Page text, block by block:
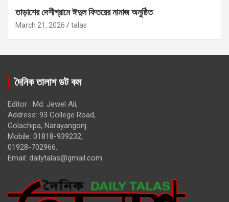
তাড়াশের দেশীগ্রামে ঈদুল ফিতরের নামাজ অনুষ্ঠিত
March 21, 2026 talas
দৈনিক তালাশ ডট কম
Editor : Md. Jewel Ali,
Address: 93 College Road,
Golachipa, Narayangonj.
Mobile: 01818-939232,
01928-702966.
Email: dailytalas@gmail.com